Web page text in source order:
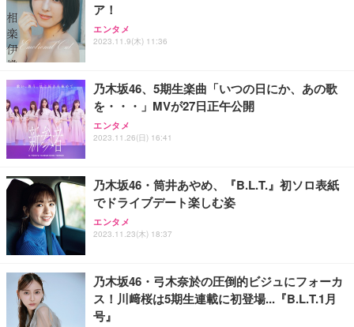
ANDWINT オフィスチェア デスクチェア 肘なし メ
ッシュ 通気性 ランバーサポート付き 腰サポート ガ
ス圧無段階昇降 360度回転 キャスター付き コンパク
【MiniLED/24.5inch/280Hz/FHD】GRAPHT THE S
HOOTER Gaming Monitor 24” Essential ゲーミン
グモニター QD 24.5インチ 1ms FHD 量子ドット 残
アイリスオーヤマ ペットシーツ 超厚型 お徳用 レギ
ュラー 200枚入【Amazon.co.jp限定】
ア！
エンタメ
2023.11.9(木) 11:36
乃木坂46、5期生楽曲「いつの日にか、あの歌
を・・・」MVが27日正午公開
エンタメ
2023.11.26(日) 16:41
乃木坂46・筒井あやめ、『B.L.T.』初ソロ表紙
でドライブデート楽しむ姿
エンタメ
2023.11.23(木) 18:37
乃木坂46・弓木奈於の圧倒的ビジュにフォーカ
ス！川﨑桜は5期生連載に初登場...『B.L.T.1月
号』